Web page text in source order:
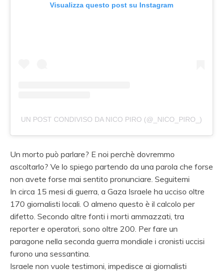
Visualizza questo post su Instagram
UN POST CONDIVISO DA NICO PIRO (@_NICO_PIRO_)
Un morto può parlare? E noi perchè dovremmo
ascoltarlo? Ve lo spiego partendo da una parola che forse
non avete forse mai sentito pronunciare. Seguitemi
In circa 15 mesi di guerra, a Gaza Israele ha ucciso oltre
170 giornalisti locali. O almeno questo è il calcolo per
difetto. Secondo altre fonti i morti ammazzati, tra
reporter e operatori, sono oltre 200. Per fare un
paragone nella seconda guerra mondiale i cronisti uccisi
furono una sessantina.
Israele non vuole testimoni, impedisce ai giornalisti